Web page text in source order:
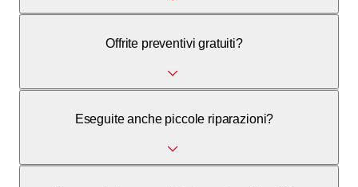
Locarnese, Bellinzonese e Ticino.
Offrite preventivi gratuiti?
impegno.Eseguite anche piccole riparazioni?